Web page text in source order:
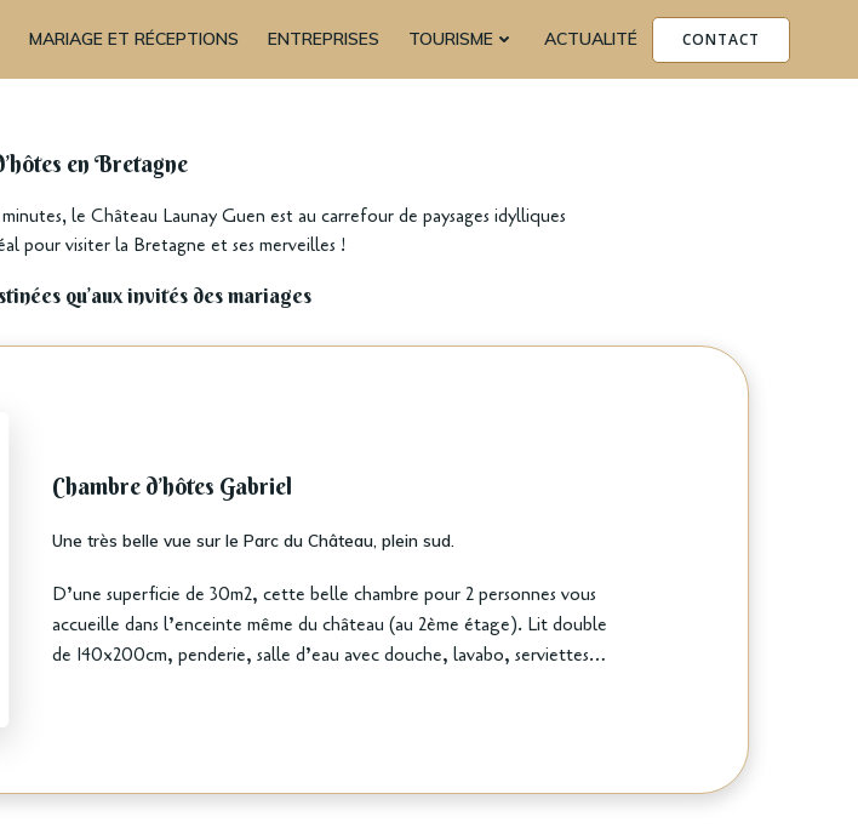
MARIAGE ET RÉCEPTIONS ENTREPRISES TOURISME ACTUALITÉ CONTACT
en Bretagne
le Château Launay Guen est au carrefour de paysages idylliques
pour visiter la Bretagne et ses merveilles !
qu’aux invités des mariages
Chambre d’hôtes Gabriel
Une très belle vue sur le Parc du Château, plein sud.
D’une superficie de 30m2, cette belle chambre pour 2 personnes vous
accueille dans l’enceinte même du château (au 2ème étage). Lit double
de 140x200cm, penderie, salle d’eau avec douche, lavabo, serviettes…